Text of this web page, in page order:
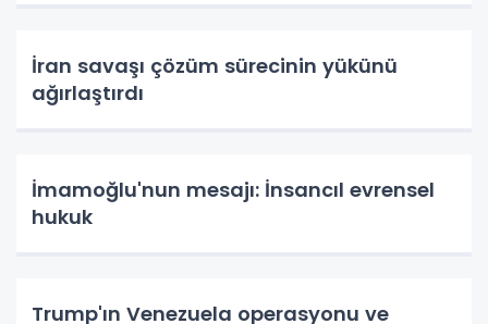
İran savaşı çözüm sürecinin yükünü
ağırlaştırdı
İmamoğlu'nun mesajı: İnsancıl evrensel
hukuk
Trump'ın Venezuela operasyonu ve